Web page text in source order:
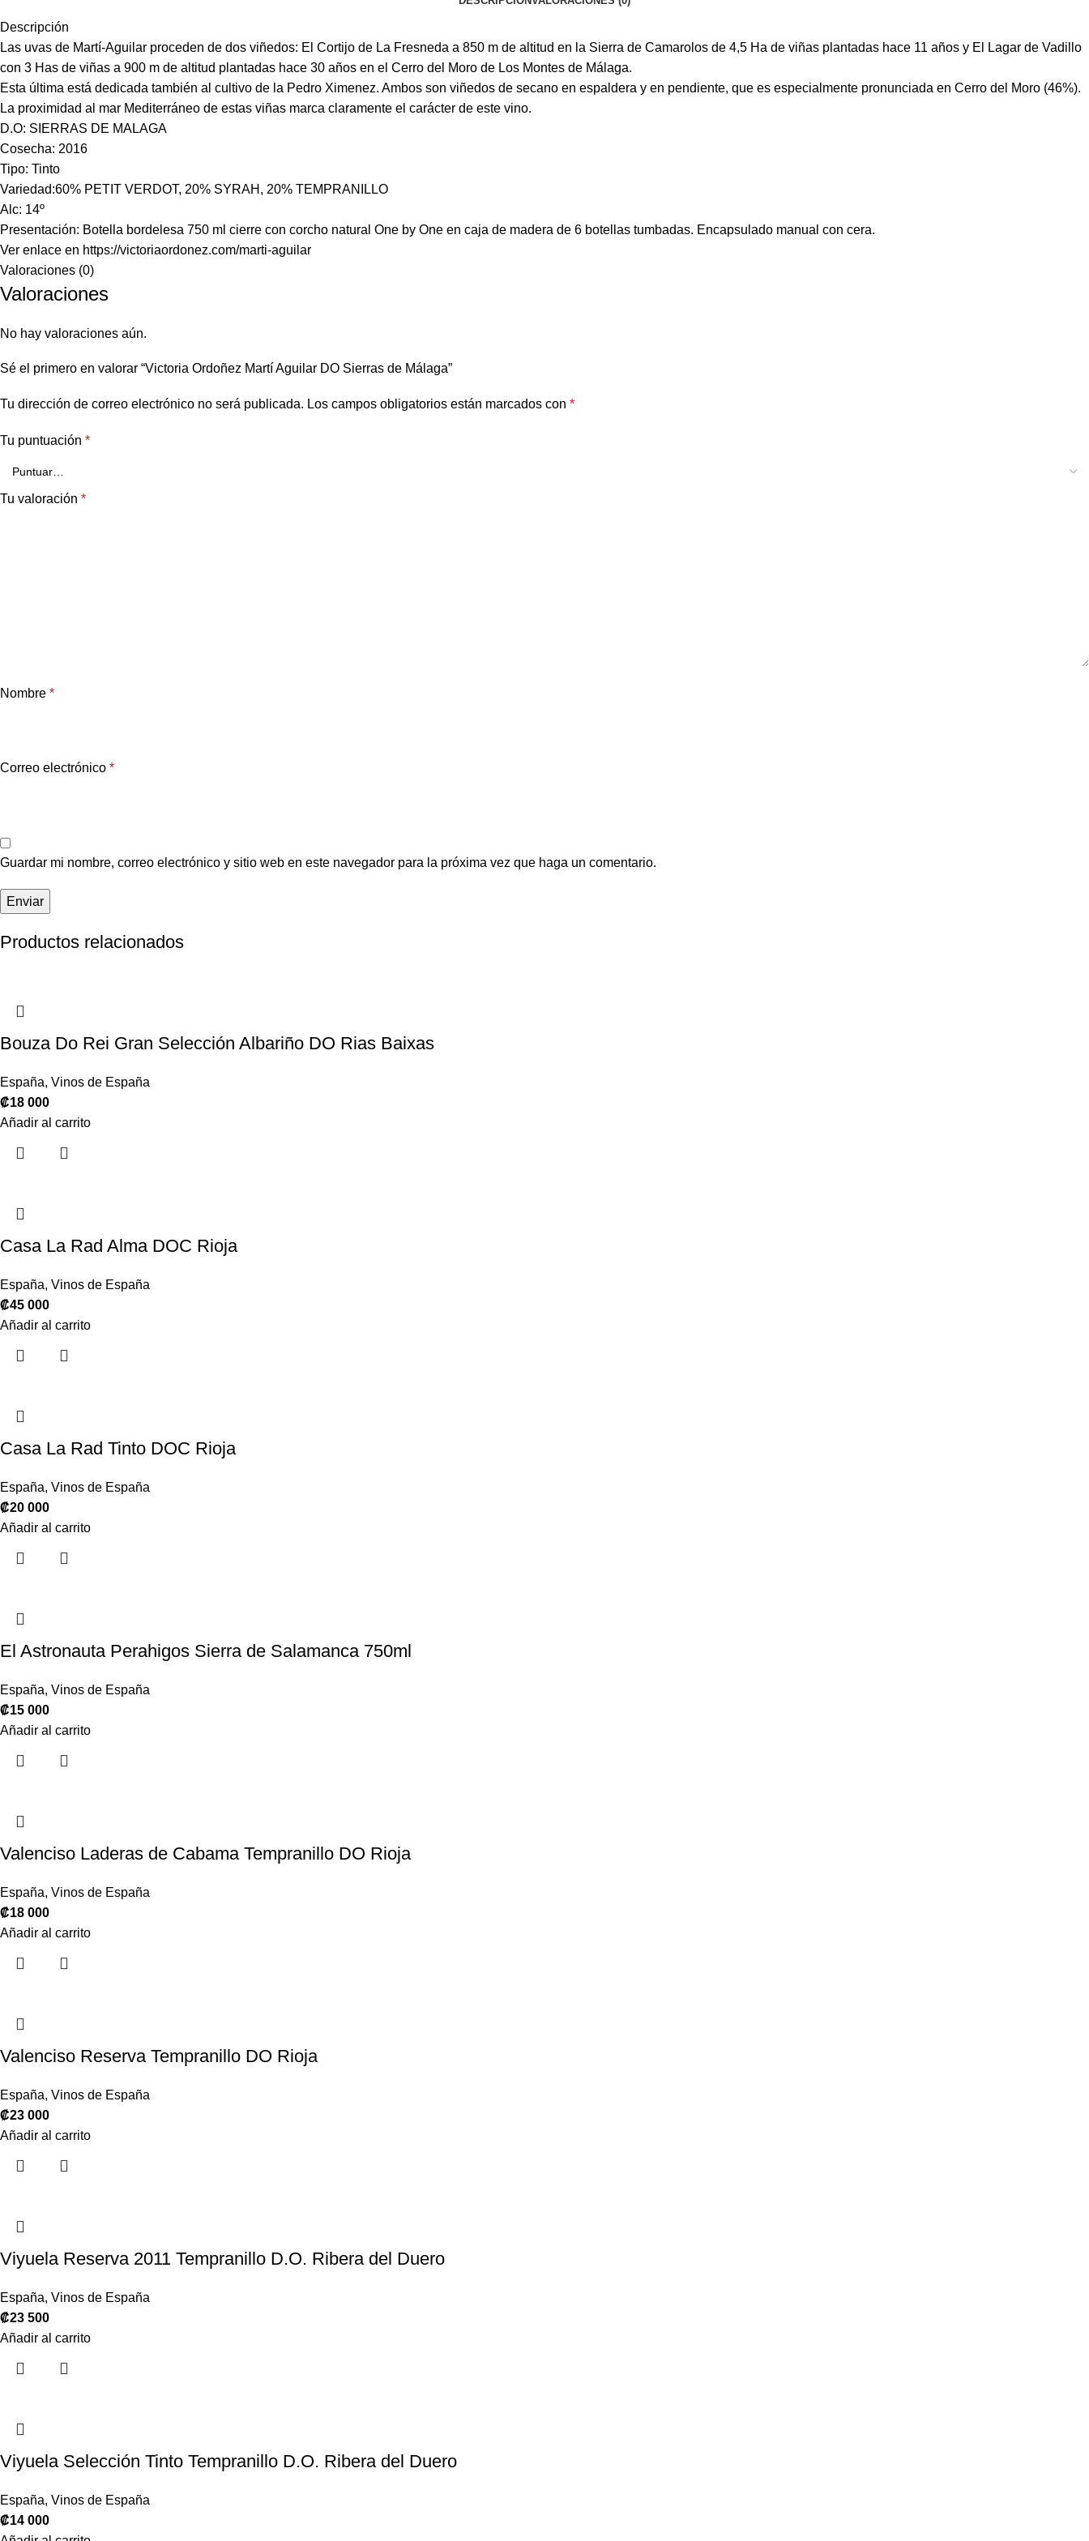
Descripción
Las uvas de Martí-Aguilar proceden de dos viñedos: El Cortijo de La Fresneda a 850 m de altitud en la Sierra de Camarolos de 4,5 Ha de viñas plantadas hace 11 años y El Lagar de Vadillo
con 3 Has de viñas a 900 m de altitud plantadas hace 30 años en el Cerro del Moro de Los Montes de Málaga.
Esta última está dedicada también al cultivo de la Pedro Ximenez. Ambos son viñedos de secano en espaldera y en pendiente, que es especialmente pronunciada en Cerro del Moro (46%).
La proximidad al mar Mediterráneo de estas viñas marca claramente el carácter de este vino.
D.O: SIERRAS DE MALAGA
Cosecha: 2016
Tipo: Tinto
Variedad:60% PETIT VERDOT, 20% SYRAH, 20% TEMPRANILLO
Alc: 14º
Presentación: Botella bordelesa 750 ml cierre con corcho natural One by One en caja de madera de 6 botellas tumbadas. Encapsulado manual con cera.
Ver enlace en https://victoriaordonez.com/marti-aguilar
Valoraciones (0)
Valoraciones
No hay valoraciones aún.
Sé el primero en valorar “Victoria Ordoñez Martí Aguilar DO Sierras de Málaga”
Tu dirección de correo electrónico no será publicada. Los campos obligatorios están marcados con *
Tu puntuación *
Tu valoración *
Nombre *
Correo electrónico *
Guardar mi nombre, correo electrónico y sitio web en este navegador para la próxima vez que haga un comentario.
Productos relacionados
Bouza Do Rei Gran Selección Albariño DO Rias Baixas
España, Vinos de España
₡18 000
Añadir al carrito
Casa La Rad Alma DOC Rioja
España, Vinos de España
₡45 000
Añadir al carrito
Casa La Rad Tinto DOC Rioja
España, Vinos de España
₡20 000
Añadir al carrito
El Astronauta Perahigos Sierra de Salamanca 750ml
España, Vinos de España
₡15 000
Añadir al carrito
Valenciso Laderas de Cabama Tempranillo DO Rioja
España, Vinos de España
₡18 000
Añadir al carrito
Valenciso Reserva Tempranillo DO Rioja
España, Vinos de España
₡23 000
Añadir al carrito
Viyuela Reserva 2011 Tempranillo D.O. Ribera del Duero
España, Vinos de España
₡23 500
Añadir al carrito
Viyuela Selección Tinto Tempranillo D.O. Ribera del Duero
España, Vinos de España
₡14 000